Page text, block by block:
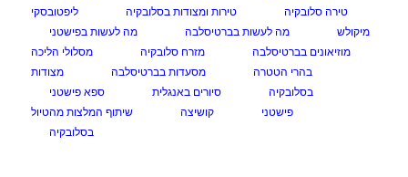
טירה סלובקיה
טירות ומצודות בסלובקיה
ליפטובסקי
מיקולש
מה לעשות בברטיסלבה
מה לעשות בפישטני
מוזיאונים בברטיסלבה
מזרח סלובקיה
מסלולי הליכה
בהרי הטטרה
מסעדות בברטיסלבה
מצודות
בסלובקיה
סיורים באנגלית
ספא פישטני
פישטני
קושיצה
שיתוף המלצות מהטיול
בסלובקיה